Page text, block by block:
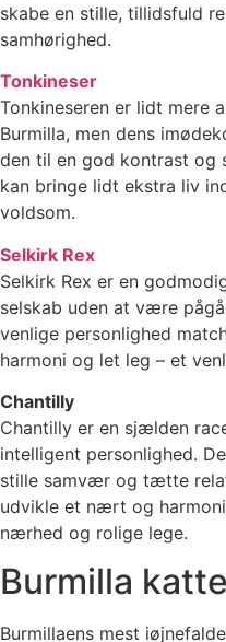
skabe en stille, tillidsfuld
samhørighed.
Tonkineser
Tonkineseren er lidt mere
Burmilla, men dens
den til en god kontrast og
kan bringe lidt ekstra liv
voldsom.
Selkirk Rex
Selkirk Rex er en
selskab uden at være
venlige personlighed
harmoni og let leg – et
Chantilly
Chantilly er en sjælden
intelligent personlighed.
stille samvær og tætte
udvikle et nært og
nærhed og rolige lege.
Burmilla
Burmillaens mest